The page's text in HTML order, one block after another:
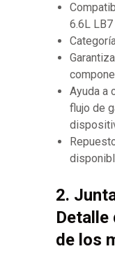
6.6L LB7
Ayuda a
flujo de
2.
Detalle
de los